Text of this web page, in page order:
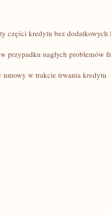
części kredytu bez dodatkowych⁣
przypadku nagłych problemów
w trakcie ​trwania kredytu